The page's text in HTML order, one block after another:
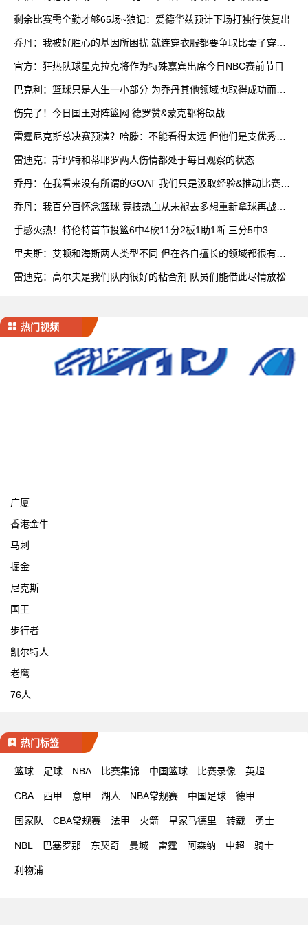
剩余比赛需全勤才够65场~狼记：爱德华兹预计下场打独行侠复出
乔丹：我被好胜心的基因所困扰 就连穿衣服都要争取比妻子穿得
官方：狂热队球星克拉克将作为特殊嘉宾出席今日NBC赛前节目
巴克利：篮球只是人生一小部分 为乔丹其他领域也取得成功而自
伤完了！今日国王对阵篮网 德罗赞&蒙克都将缺战
雷霆尼克斯总决赛预演？哈滕：不能看得太远 但他们是支优秀球
雷迪克：斯玛特和蒂耶罗两人伤情都处于每日观察的状态
乔丹：在我看来没有所谓的GOAT 我们只是汲取经验&推动比赛发
乔丹：我百分百怀念篮球 竞技热血从未褪去多想重新拿球再战一
手感火热！特伦特首节投篮6中4砍11分2板1助1断 三分5中3
里夫斯：艾顿和海斯两人类型不同 但在各自擅长的领域都很有效
雷迪克：高尔夫是我们队内很好的粘合剂 队员们能借此尽情放松
热门视频
广厦
香港金牛
马刺
掘金
尼克斯
国王
步行者
凯尔特人
老鹰
76人
热门标签
篮球 足球 NBA 比赛集锦 中国篮球 比赛录像 英超
CBA 西甲 意甲 湖人 NBA常规赛 中国足球 德甲
国家队 CBA常规赛 法甲 火箭 皇家马德里 转载 勇士
NBL 巴塞罗那 东契奇 曼城 雷霆 阿森纳 中超 骑士
利物浦